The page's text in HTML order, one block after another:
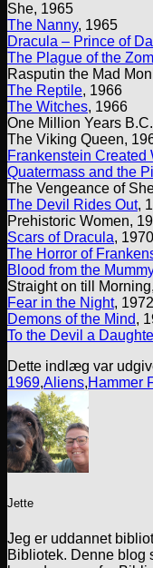
She, 1965
The Nanny, 1965
Dracula – Prince of
The Plague of the
Rasputin the Mad
The Reptile, 1966
The Witches, 1966
One Million Years
The Viking Queen,
Frankenstein Created
Quatermass and the
The Vengeance of
The Devil Rides Out,
Prehistoric Women,
Scars of Dracula, 1970
The Horror of
Blood from the
Straight on till
Fear in the Night, 1972
Demons of the Mind,
To the Devil a
Dette indlæg var
1969,Aliens,Hammer
Jette
Jeg er uddannet
Bibliotek. Denne blog